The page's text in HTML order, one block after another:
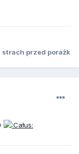
przed porażk